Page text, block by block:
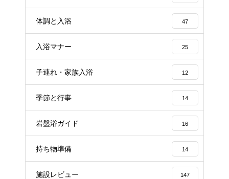
体調と入浴 47
入浴マナー 25
子連れ・家族入浴 12
季節と行事 14
岩盤浴ガイド 16
持ち物準備 14
施設レビュー 147